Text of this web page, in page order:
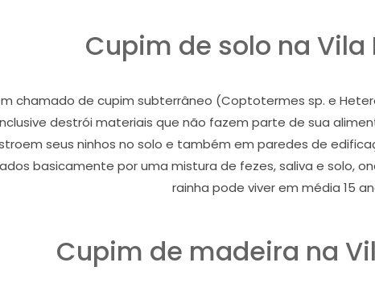
Cupim de solo na Vila
chamado de cupim subterrâneo (Coptotermes sp. e
destrói materiais que não fazem parte de sua
seus ninhos no solo e também em paredes de
basicamente por uma mistura de fezes, saliva e solo,
rainha pode viver em média 15
Cupim de madeira na